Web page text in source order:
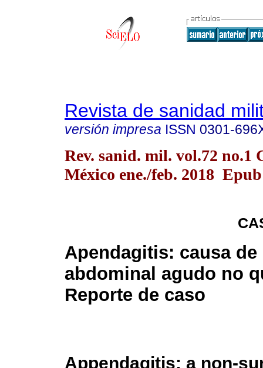
Revista de sanidad
versión impresa ISSN 0301-
Rev. sanid. mil. vol.72 no.1
México ene./feb. 2018
Apendagitis: causa
abdominal agudo no
Reporte de caso
Appendagitis: a non-